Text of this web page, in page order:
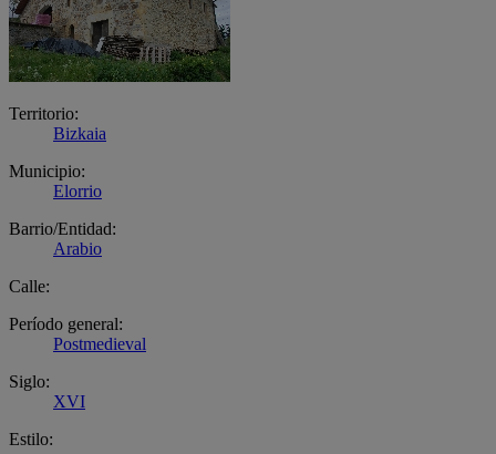
Territorio:
Bizkaia
Municipio:
Elorrio
Barrio/Entidad:
Arabio
Calle:
Período general:
Postmedieval
Siglo:
XVI
Estilo: